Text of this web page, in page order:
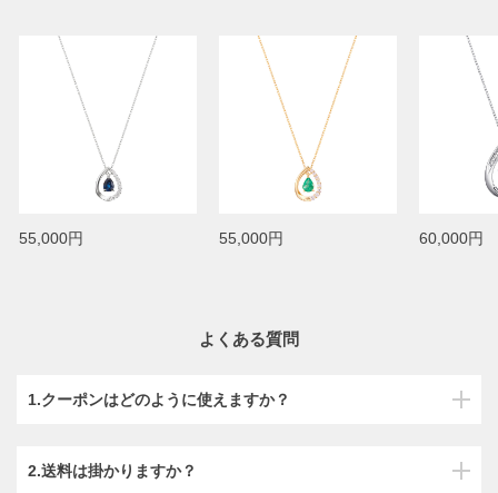
55,000円 55,000円 60,000円
よくある質問
1.クーポンはどのように使えますか？
2.送料は掛かりますか？